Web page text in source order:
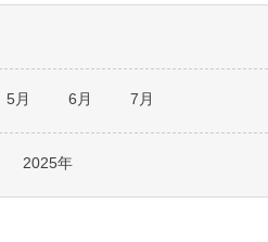
孕婴
5月 6月 7月
2025年